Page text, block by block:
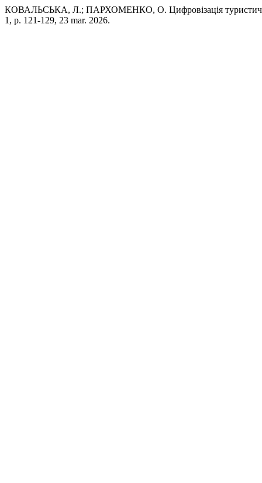
КОВАЛЬСЬКА, Л.; ПАРХОМЕНКО, О. Цифровізація туристичної
1, p. 121-129, 23 mar. 2026.